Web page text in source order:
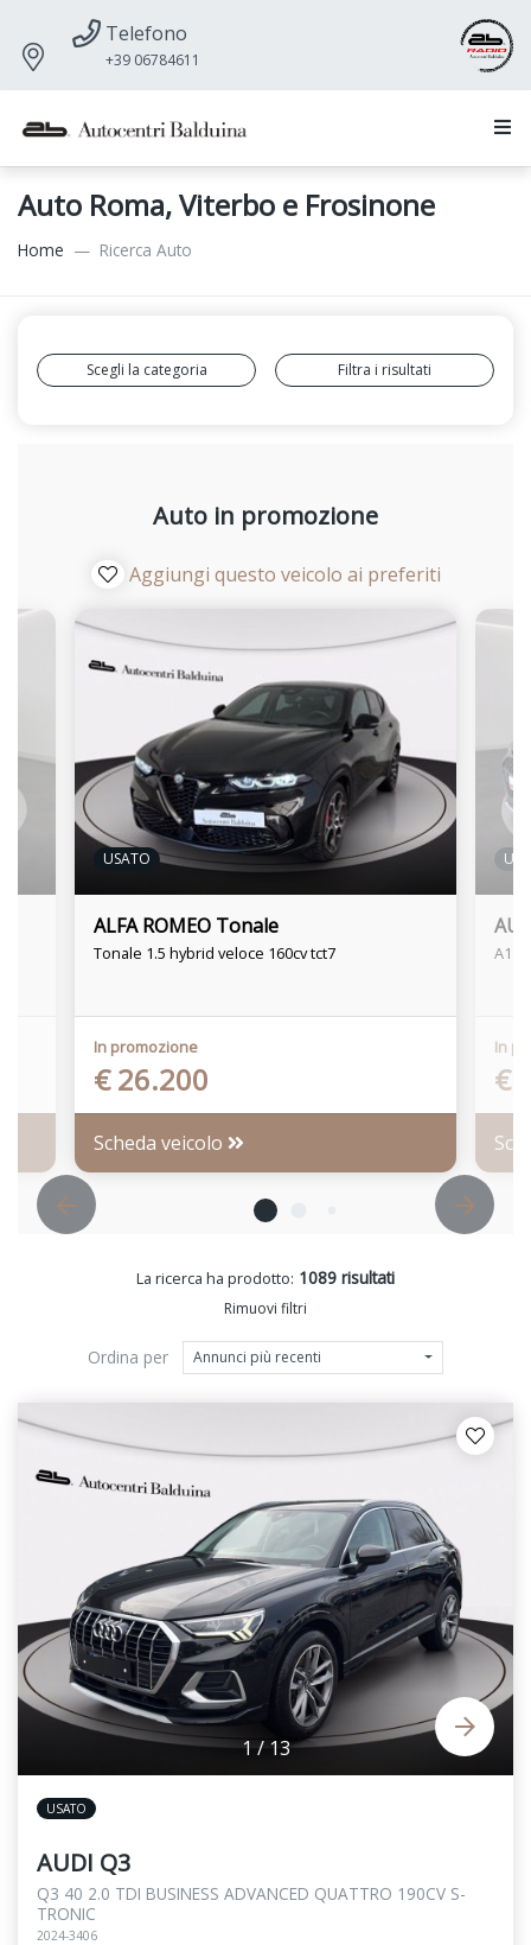
Telefono
+39 06784611
Auto Roma, Viterbo e Frosinone
Home Ricerca Auto
Scegli la categoria Filtra i risultati
Auto in promozione
Aggiungi questo veicolo ai preferiti
USATO
ALFA ROMEO Tonale
Tonale 1.5 hybrid veloce 160cv tct7
In promozione
€ 26.200
Scheda veicolo
A1
In
€
La ricerca ha prodotto: 1089 risultati
Rimuovi filtri
Ordina per Annunci più recenti
1/ 13
USATO
AUDI Q3
Q3 40 2.0 TDI BUSINESS ADVANCED QUATTRO 190CV S-
TRONIC
2024-3406